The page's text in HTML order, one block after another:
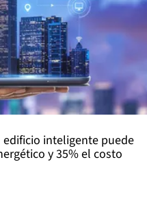
edificio inteligente puede
y 35% el costo